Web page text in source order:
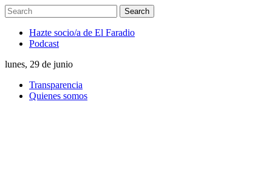
Hazte socio/a de El Faradio
Podcast
lunes, 29 de junio
Transparencia
Quienes somos